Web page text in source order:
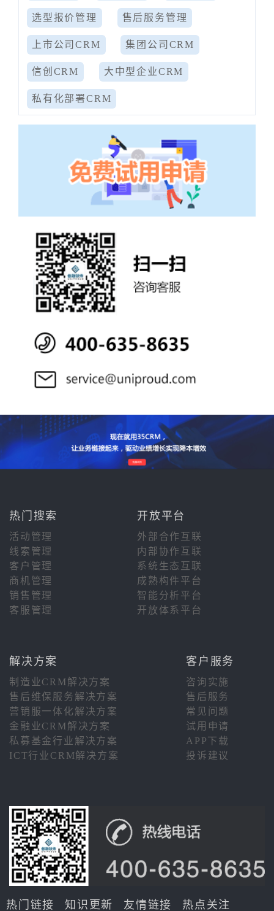
选型报价管理 售后服务管理
上市公司CRM 集团公司CRM
信创CRM 大中型企业CRM
私有化部署CRM
热门搜索 开放平台
活动管理
外部合作互联
线索管理
内部协作互联
客户管理
系统生态互联
商机管理
成熟构件平台
销售管理
智能分析平台
客服管理
开放体系平台
解决方案 客户服务
制造业CRM解决方案
咨询实施
售后维保服务解决方案
售后服务
营销服一体化解决方案
常见问题
金融业CRM解决方案
试用申请
私募基金行业解决方案
APP下载
ICT行业CRM解决方案
投诉建议
热门链接 知识更新 友情链接 热点关注